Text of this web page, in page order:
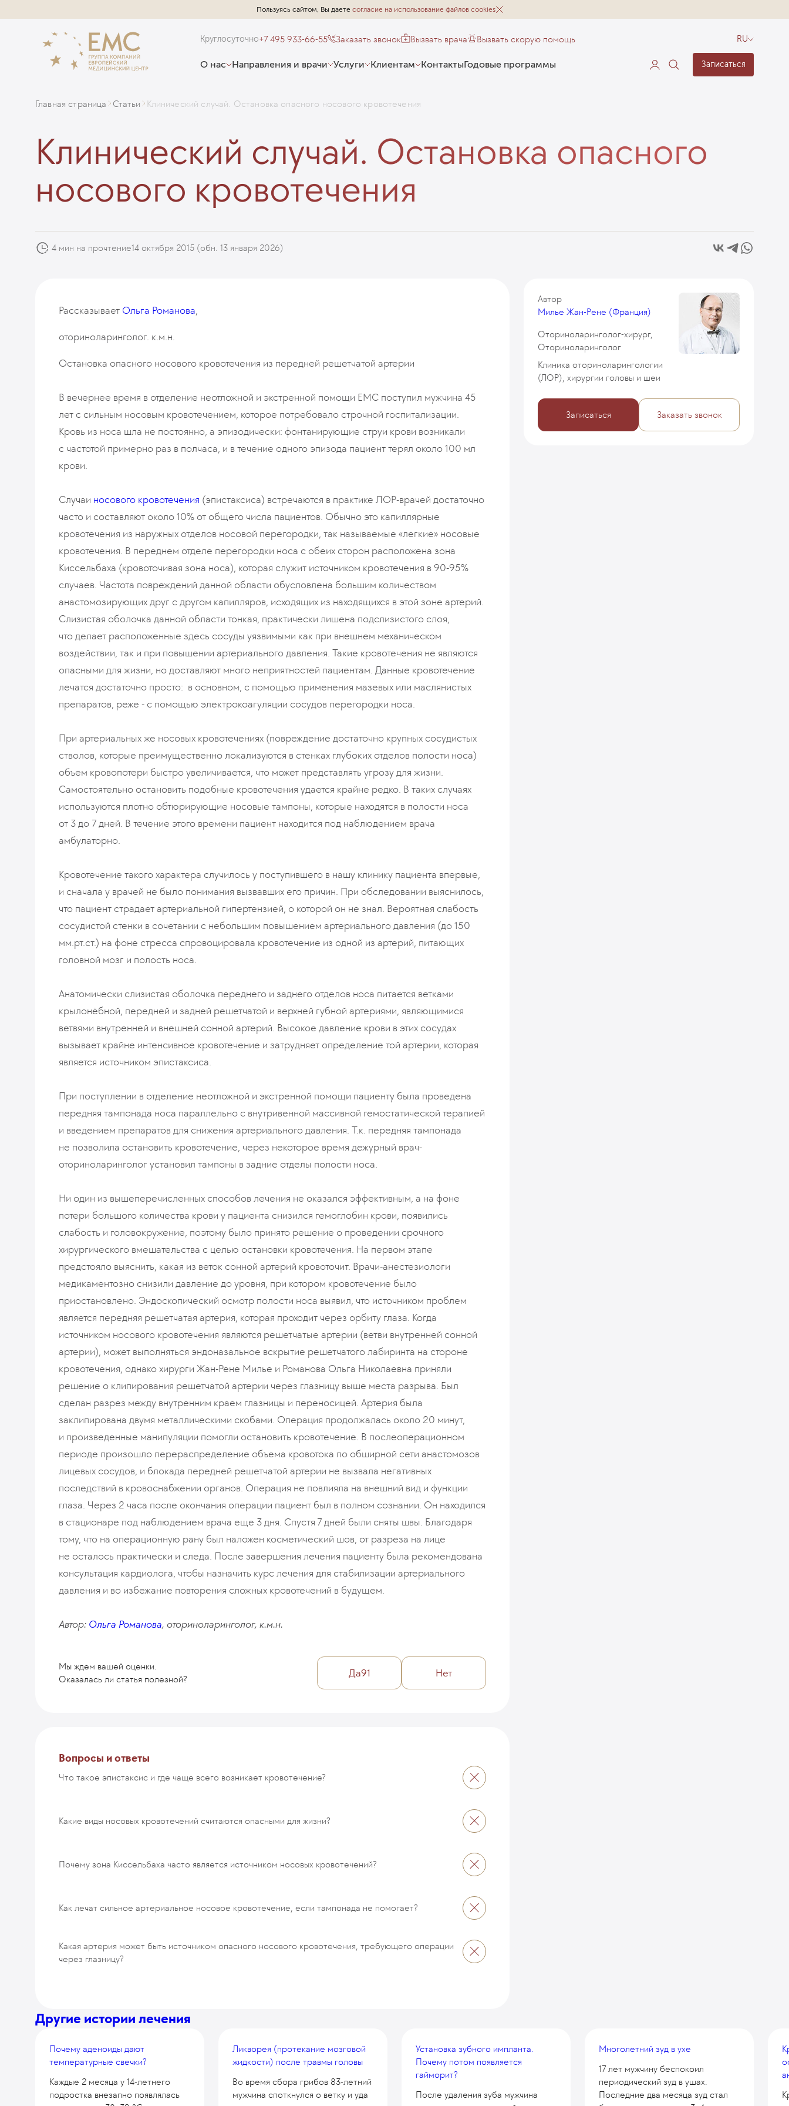
Пользуясь сайтом, Вы даете согласие на использование файлов cookies
Круглосуточно+7 495 933-66-55 Заказать звонок Вызвать врача Вызвать скорую помощь RU
О нас Направления и врачи Услуги Клиентам КонтактыГодовые программы Записаться
Главная страница Статьи Клинический случай. Остановка опасного носового кровотечения
Клинический случай. Остановка опасного
носового кровотечения
4 мин на прочтение14 октября 2015 (обн. 13 января 2026)
Рассказывает Ольга Романова,
оториноларинголог. к.м.н.
Остановка опасного носового кровотечения из передней решетчатой артерии
В вечернее время в отделение неотложной и экстренной помощи ЕМС поступил мужчина 45
лет с сильным носовым кровотечением, которое потребовало строчной госпитализации.
Кровь из носа шла не постоянно, а эпизодически: фонтанирующие струи крови возникали
с частотой примерно раз в полчаса, и в течение одного эпизода пациент терял около 100 мл
крови.
Случаи носового кровотечения (эпистаксиса) встречаются в практике ЛОР-врачей достаточно
часто и составляют около 10% от общего числа пациентов. Обычно это капиллярные
кровотечения из наружных отделов носовой перегородки, так называемые «легкие» носовые
кровотечения. В переднем отделе перегородки носа с обеих сторон расположена зона
Киссельбаха (кровоточивая зона носа), которая служит источником кровотечения в 90-95%
случаев. Частота повреждений данной области обусловлена большим количеством
анастомозирующих друг с другом капилляров, исходящих из находящихся в этой зоне артерий.
Слизистая оболочка данной области тонкая, практически лишена подслизистого слоя,
что делает расположенные здесь сосуды уязвимыми как при внешнем механическом
воздействии, так и при повышении артериального давления. Такие кровотечения не являются
опасными для жизни, но доставляют много неприятностей пациентам. Данные кровотечение
лечатся достаточно просто: в основном, с помощью применения мазевых или маслянистых
препаратов, реже - с помощью электрокоагуляции сосудов перегородки носа.
При артериальных же носовых кровотечениях (повреждение достаточно крупных сосудистых
стволов, которые преимущественно локализуются в стенках глубоких отделов полости носа)
объем кровопотери быстро увеличивается, что может представлять угрозу для жизни.
Самостоятельно остановить подобные кровотечения удается крайне редко. В таких случаях
используются плотно обтюрирующие носовые тампоны, которые находятся в полости носа
от 3 до 7 дней. В течение этого времени пациент находится под наблюдением врача
амбулаторно.
Кровотечение такого характера случилось у поступившего в нашу клинику пациента впервые,
и сначала у врачей не было понимания вызвавших его причин. При обследовании выяснилось,
что пациент страдает артериальной гипертензией, о которой он не знал. Вероятная слабость
сосудистой стенки в сочетании с небольшим повышением артериального давления (до 150
мм.рт.ст.) на фоне стресса спровоцировала кровотечение из одной из артерий, питающих
головной мозг и полость носа.
Анатомически слизистая оболочка переднего и заднего отделов носа питается ветками
крылонёбной, передней и задней решетчатой и верхней губной артериями, являющимися
ветвями внутренней и внешней сонной артерий. Высокое давление крови в этих сосудах
вызывает крайне интенсивное кровотечение и затрудняет определение той артерии, которая
является источником эпистаксиса.
При поступлении в отделение неотложной и экстренной помощи пациенту была проведена
передняя тампонада носа параллельно с внутривенной массивной гемостатической терапией
и введением препаратов для снижения артериального давления. Т.к. передняя тампонада
не позволила остановить кровотечение, через некоторое время дежурный врач-
оториноларинголог установил тампоны в задние отделы полости носа.
Ни один из вышеперечисленных способов лечения не оказался эффективным, а на фоне
потери большого количества крови у пациента снизился гемоглобин крови, появились
слабость и головокружение, поэтому было принято решение о проведении срочного
хирургического вмешательства с целью остановки кровотечения. На первом этапе
предстояло выяснить, какая из веток сонной артерий кровоточит. Врачи-анестезиологи
медикаментозно снизили давление до уровня, при котором кровотечение было
приостановлено. Эндоскопический осмотр полости носа выявил, что источником проблем
является передняя решетчатая артерия, которая проходит через орбиту глаза. Когда
источником носового кровотечения являются решетчатые артерии (ветви внутренней сонной
артерии), может выполняться эндоназальное вскрытие решетчатого лабиринта на стороне
кровотечения, однако хирурги Жан-Рене Милье и Романова Ольга Николаевна приняли
решение о клипирования решетчатой артерии через глазницу выше места разрыва. Был
сделан разрез между внутренним краем глазницы и переносицей. Артерия была
заклипирована двумя металлическими скобами. Операция продолжалась около 20 минут,
и произведенные манипуляции помогли остановить кровотечение. В послеоперационном
периоде произошло перераспределение объема кровотока по обширной сети анастомозов
лицевых сосудов, и блокада передней решетчатой артерии не вызвала негативных
последствий в кровоснабжении органов. Операция не повлияла на внешний вид и функции
глаза. Через 2 часа после окончания операции пациент был в полном сознании. Он находился
в стационаре под наблюдением врача еще 3 дня. Спустя 7 дней были сняты швы. Благодаря
тому, что на операционную рану был наложен косметический шов, от разреза на лице
не осталось практически и следа. После завершения лечения пациенту была рекомендована
консультация кардиолога, чтобы назначить курс лечения для стабилизации артериального
давления и во избежание повторения сложных кровотечений в будущем.
Автор: Ольга Романова, оториноларинголог, к.м.н.
Мы ждем вашей оценки.
Оказалась ли статья полезной?
Да91 Нет
ОТПРАВИТЬ
Вопросы и ответы
Что такое эпистаксис и где чаще всего возникает кровотечение?
Какие виды носовых кровотечений считаются опасными для жизни?
Почему зона Киссельбаха часто является источником носовых кровотечений?
Как лечат сильное артериальное носовое кровотечение, если тампонада не помогает?
Какая артерия может быть источником опасного носового кровотечения, требующего операции
через глазницу?
Автор
Милье Жан-Рене (Франция)
Оториноларинголог-хирург,
Оториноларинголог
Клиника оториноларингологии
(ЛОР), хирургии головы и шеи
Записаться Заказать звонок
Другие истории лечения
Почему аденоиды дают
температурные свечки?
Каждые 2 месяца у 14-летнего
подростка внезапно появлялась
Ликворея (протекание мозговой
жидкости) после травмы головы
Во время сбора грибов 83-летний
мужчина споткнулся о ветку и уда
Установка зубного импланта.
Почему потом появляется
гайморит?
После удаления зуба мужчина
Многолетний зуд в ухе
17 лет мужчину беспокоил
периодический зуд в ушах.
Последние два месяца зуд стал